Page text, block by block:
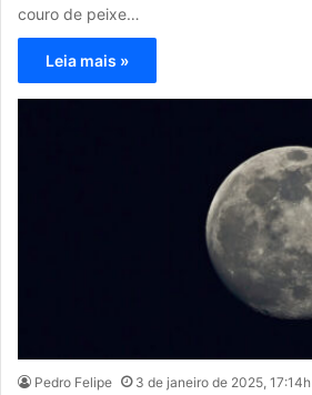
couro de peixe…
Leia mais »
Pedro Felipe 3 de janeiro de 2025, 17:14h